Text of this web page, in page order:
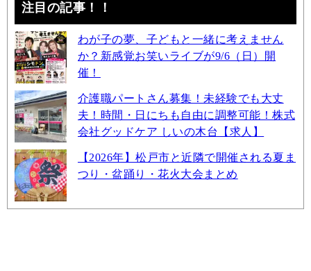
注目の記事！！
わが子の夢、子どもと一緒に考えません
か？新感覚お笑いライブが9/6（日）開
催！
介護職パートさん募集！未経験でも大丈
夫！時間・日にちも自由に調整可能！株式
会社グッドケア しいの木台【求人】
【2026年】松戸市と近隣で開催される夏ま
つり・盆踊り・花火大会まとめ